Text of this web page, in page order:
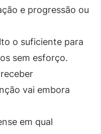
e progressão ou
o suficiente para
sem esforço.
vai embora
em qual